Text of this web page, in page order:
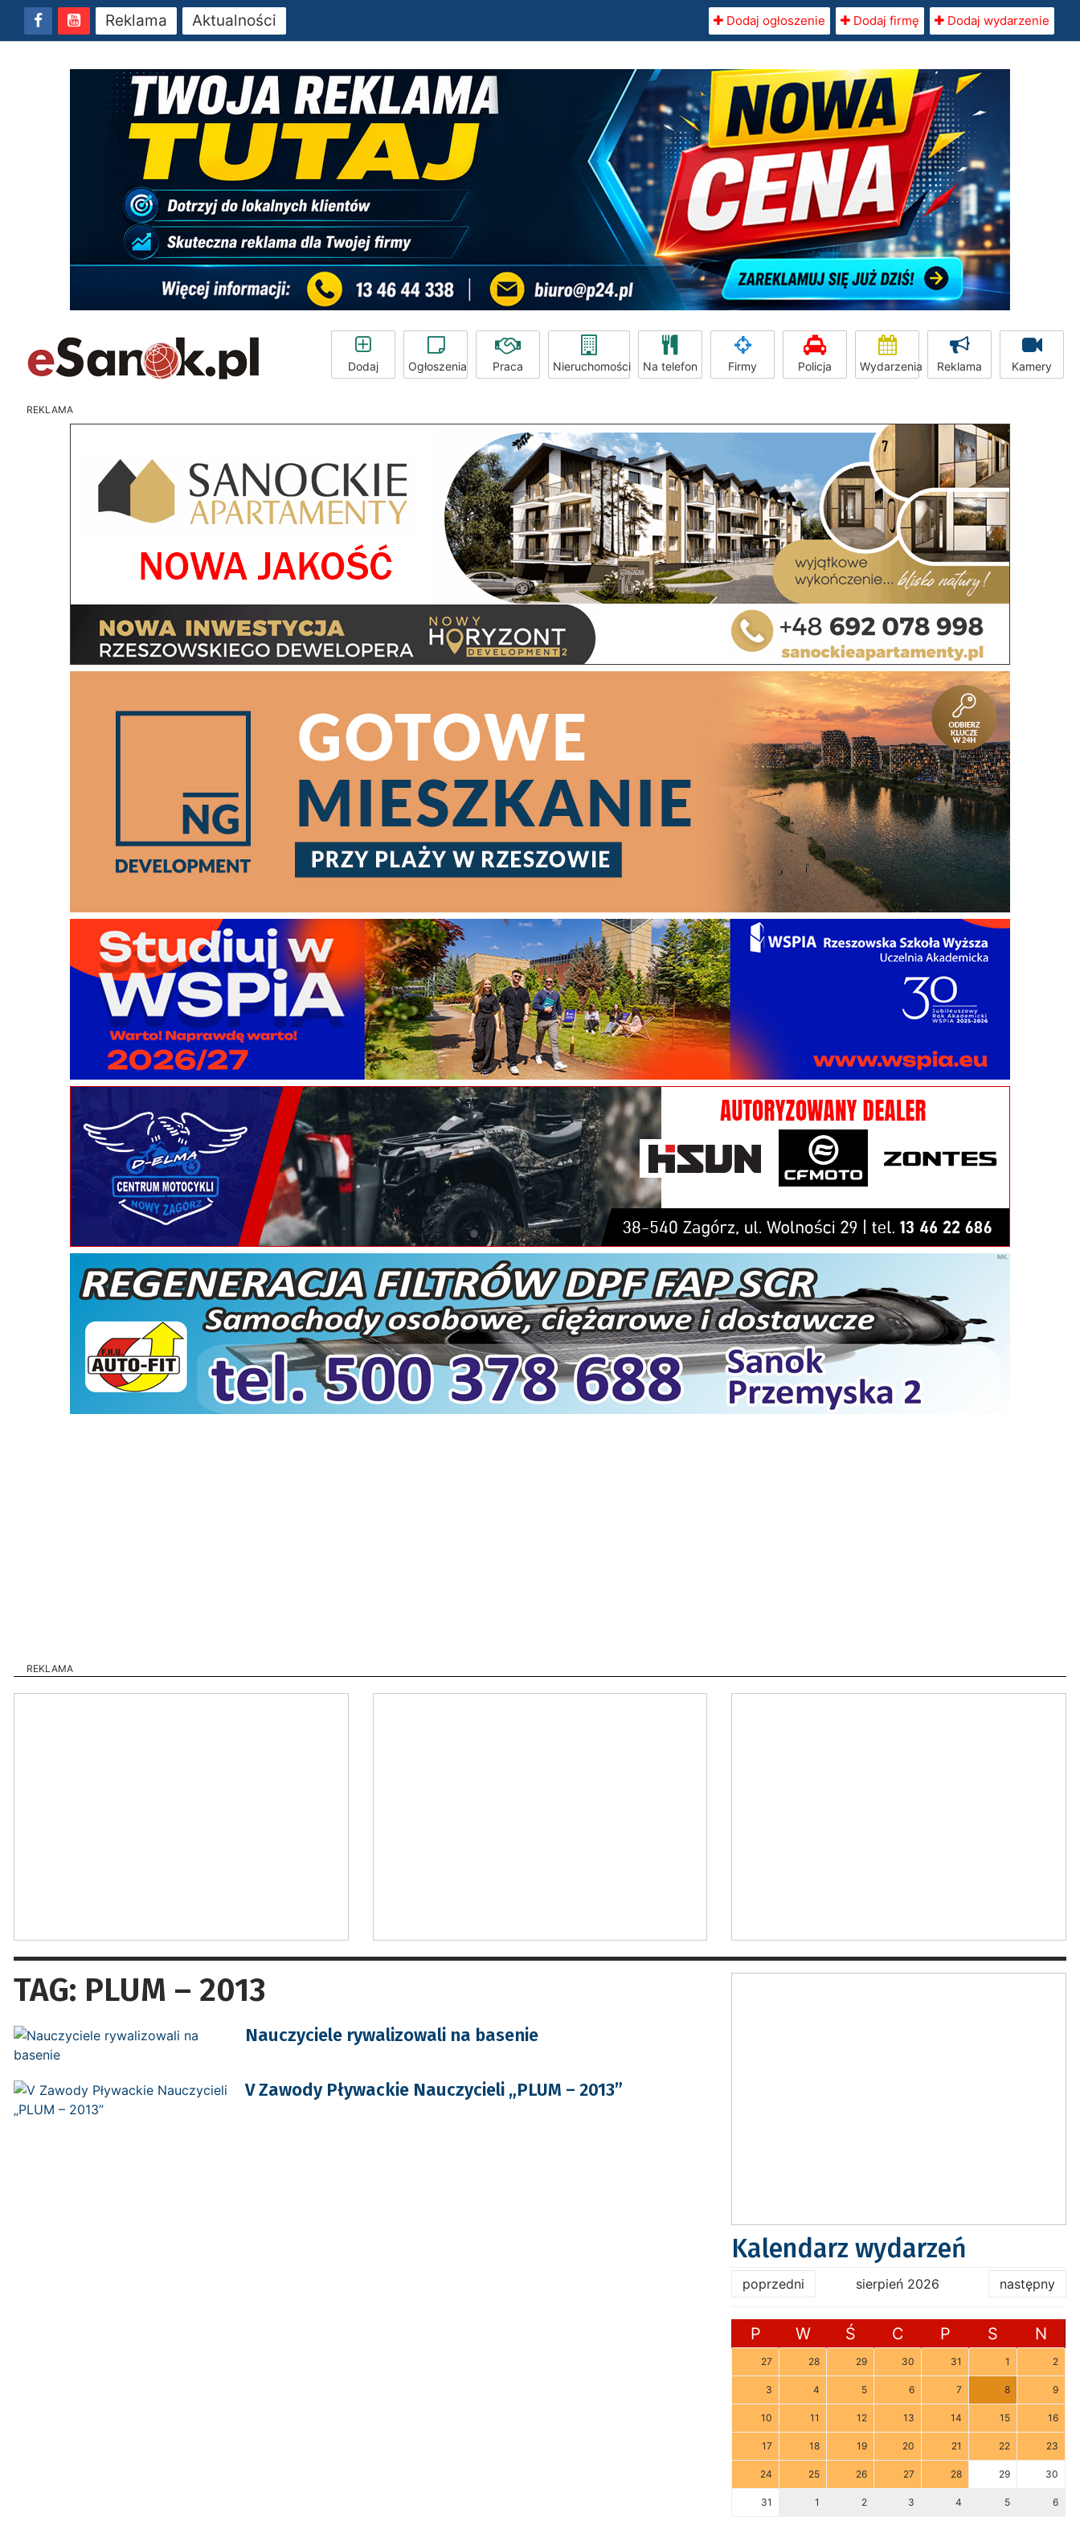
Reklama Aktualności Dodaj ogłoszenie Dodaj firmę Dodaj wydarzenie
Dodaj Ogłoszenia Praca Nieruchomości Na telefon Firmy Policja Wydarzenia Reklama Kamery
REKLAMA
REKLAMA
TAG: PLUM – 2013
Nauczyciele rywalizowali na basenie
V Zawody Pływackie Nauczycieli „PLUM – 2013”
Kalendarz wydarzeń
poprzedni sierpień 2026 następny
P W Ś C P S N
27 28 29 30 31 1 2
3 4 5 6 7 8 9
10 11 12 13 14 15 16
17 18 19 20 21 22 23
24 25 26 27 28 29 30
31 1 2 3 4 5 6